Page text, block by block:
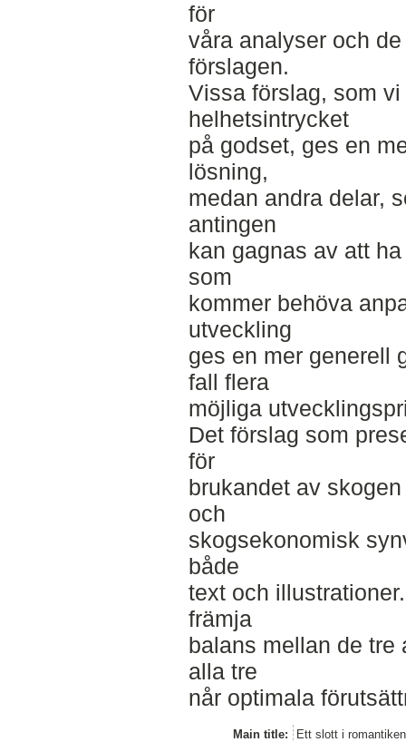
för
våra analyser och
förslagen.
Vissa förslag, som
helhetsintrycket
på godset, ges en
lösning,
medan andra delar,
antingen
kan gagnas av att
som
kommer behöva
utveckling
ges en mer generell
fall flera
möjliga
Det förslag som
för
brukandet av
och
skogsekonomisk
både
text och
främja
balans mellan de tre
alla tre
når optimala
Main title:
Ett slott i